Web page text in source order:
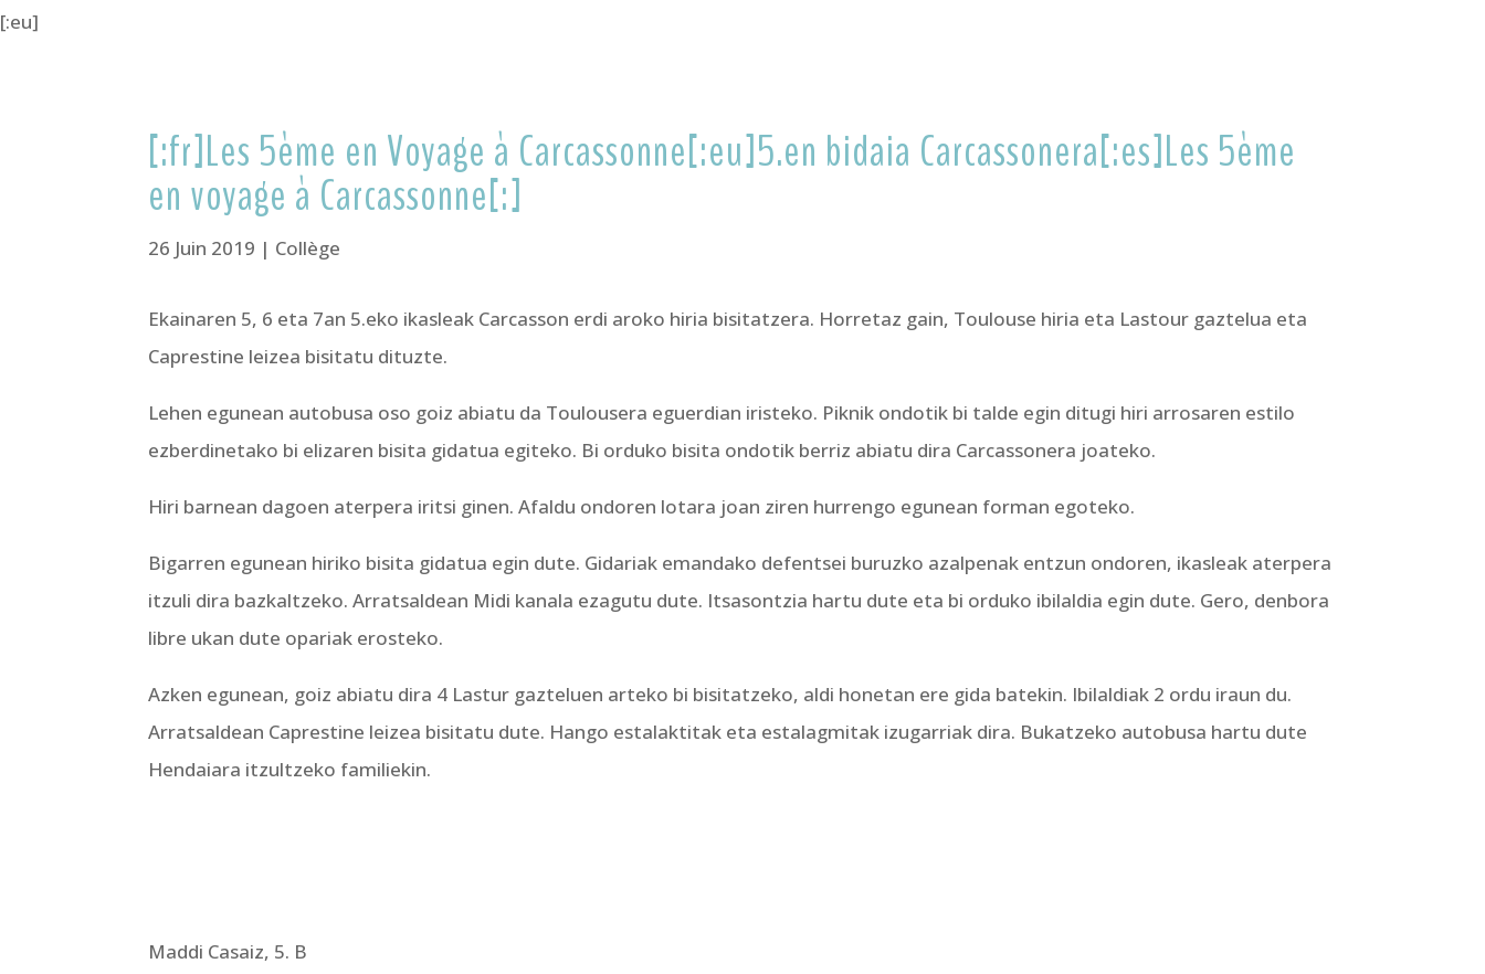
[:eu]
[:fr]Les 5ème en Voyage à Carcassonne[:eu]5.en bidaia Carcassonera[:es]Les 5ème
en voyage à Carcassonne[:]
26 Juin 2019 | Collège
Ekainaren 5, 6 eta 7an 5.eko ikasleak Carcasson erdi aroko hiria bisitatzera. Horretaz gain, Toulouse hiria eta Lastour gaztelua eta
Caprestine leizea bisitatu dituzte.
Lehen egunean autobusa oso goiz abiatu da Toulousera eguerdian iristeko. Piknik ondotik bi talde egin ditugi hiri arrosaren estilo
ezberdinetako bi elizaren bisita gidatua egiteko. Bi orduko bisita ondotik berriz abiatu dira Carcassonera joateko.
Hiri barnean dagoen aterpera iritsi ginen. Afaldu ondoren lotara joan ziren hurrengo egunean forman egoteko.
Bigarren egunean hiriko bisita gidatua egin dute. Gidariak emandako defentsei buruzko azalpenak entzun ondoren, ikasleak aterpera
itzuli dira bazkaltzeko. Arratsaldean Midi kanala ezagutu dute. Itsasontzia hartu dute eta bi orduko ibilaldia egin dute. Gero, denbora
libre ukan dute opariak erosteko.
Azken egunean, goiz abiatu dira 4 Lastur gazteluen arteko bi bisitatzeko, aldi honetan ere gida batekin. Ibilaldiak 2 ordu iraun du.
Arratsaldean Caprestine leizea bisitatu dute. Hango estalaktitak eta estalagmitak izugarriak dira. Bukatzeko autobusa hartu dute
Hendaiara itzultzeko familiekin.
Maddi Casaiz, 5. B